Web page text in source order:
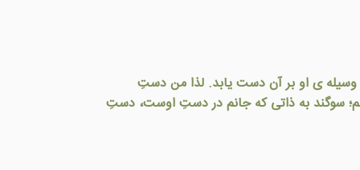
وسيله ی او بر آن دست يابد. لذا من دستِ
سوگند به ذاتی که جانم در دستِ اوست، دستِ